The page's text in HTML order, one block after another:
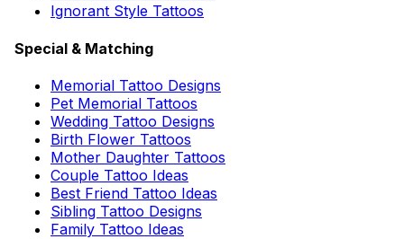
Ignorant Style Tattoos
Special & Matching
Memorial Tattoo Designs
Pet Memorial Tattoos
Wedding Tattoo Designs
Birth Flower Tattoos
Mother Daughter Tattoos
Couple Tattoo Ideas
Best Friend Tattoo Ideas
Sibling Tattoo Designs
Family Tattoo Ideas